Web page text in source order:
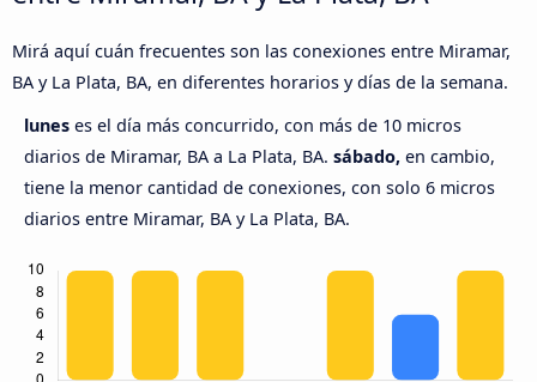
Mirá aquí cuán frecuentes son las conexiones entre Miramar,
BA y La Plata, BA, en diferentes horarios y días de la semana.
lunes es el día más concurrido, con más de 10 micros
diarios de Miramar, BA a La Plata, BA. sábado, en cambio,
tiene la menor cantidad de conexiones, con solo 6 micros
diarios entre Miramar, BA y La Plata, BA.